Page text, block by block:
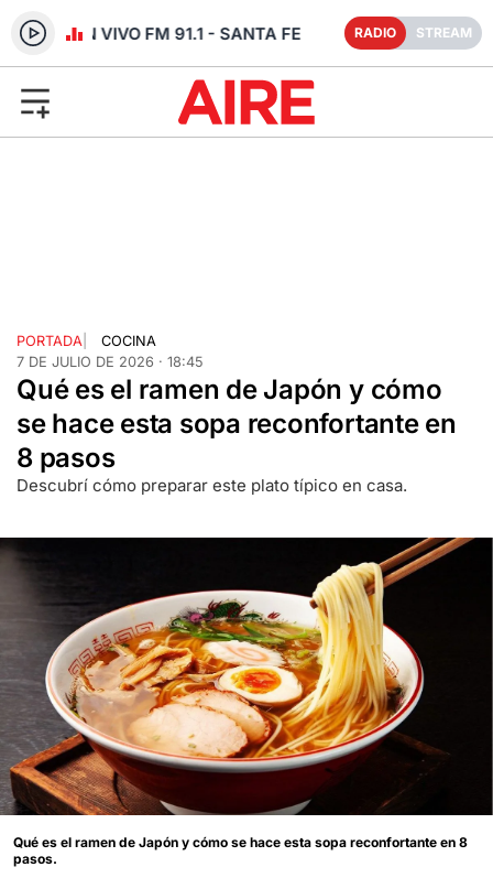
RADIO EN VIVO FM 91.1 - SANTA FE RADIO STREAM
PORTADA
COCINA
7 DE JULIO DE 2026 · 18:45
Qué es el ramen de Japón y cómo
se hace esta sopa reconfortante en
8 pasos
Descubrí cómo preparar este plato típico en casa.
Qué es el ramen de Japón y cómo se hace esta sopa reconfortante en 8
pasos.